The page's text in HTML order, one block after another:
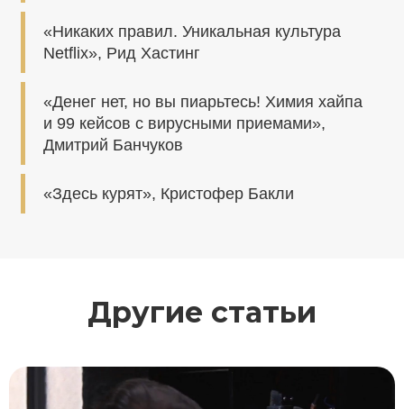
«Никаких правил. Уникальная культура
Netflix», Рид Хастинг
«Денег нет, но вы пиарьтесь! Химия хайпа
и 99 кейсов с вирусными приемами»,
Дмитрий Банчуков
«Здесь курят», Кристофер Бакли
Другие статьи